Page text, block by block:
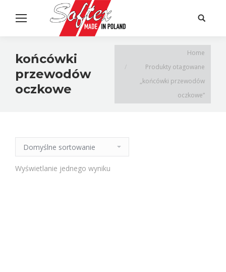
Search:
końcówki
przewodów
oczkowe
Home
Produkty otagowane
„końcówki przewodów
oczkowe”
Wyświetlanie jednego wyniku